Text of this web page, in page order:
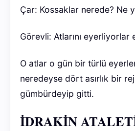
Çar: Kossaklar nerede? Ne
Görevli: Atlarını eyerliyorlar
O atlar o gün bir türlü
neredeyse dört asırlık bir
gümbürdeyip gitti.
İDRAKİN